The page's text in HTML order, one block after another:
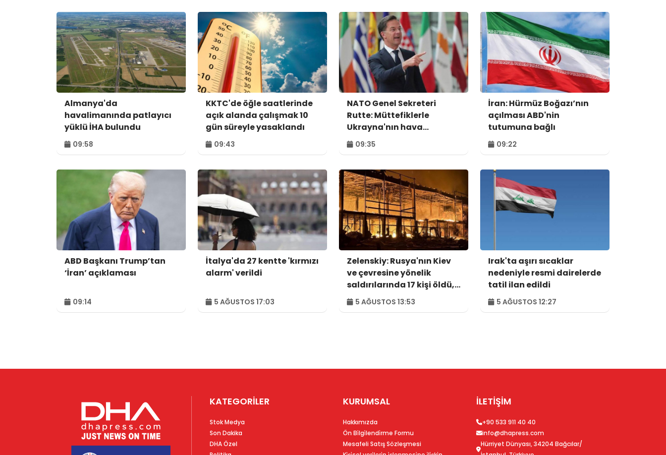
Almanya'da
havalimanında patlayıcı
yüklü İHA bulundu
09:58
KKTC'de öğle saatlerinde
açık alanda çalışmak 10
gün süreyle yasaklandı
09:43
NATO Genel Sekreteri
Rutte: Müttefiklerle
Ukrayna'nın hava
savunma ihtiyaçlarını
görüştük
09:35
İran: Hürmüz Boğazı’nın
açılması ABD'nin
tutumuna bağlı
09:22
ABD Başkanı Trump’tan
‘İran’ açıklaması
09:14
İtalya'da 27 kentte 'kırmızı
alarm' verildi
5 AĞUSTOS 17:03
Zelenskiy: Rusya'nın Kiev
ve çevresine yönelik
saldırılarında 17 kişi öldü,
44 kişi yaralandı
5 AĞUSTOS 13:53
Irak'ta aşırı sıcaklar
nedeniyle resmi dairelerde
tatil ilan edildi
5 AĞUSTOS 12:27
KATEGORİLER
Stok Medya
Son Dakika
DHA Özel
KURUMSAL
Hakkımızda
Ön Bi̇lgi̇lendi̇rme Formu
Mesafeli Satış Sözleşmesi
İLETİŞİM
+90 533 911 40 40
info@dhapress.com
Hürriyet Dünyası, 34204 Bağcılar/